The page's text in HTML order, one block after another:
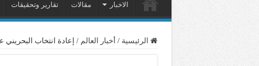
الاخبار مقالات تقارير وتحقيقات
الرئيسية / أخبار العالم / إعادة انتخاب